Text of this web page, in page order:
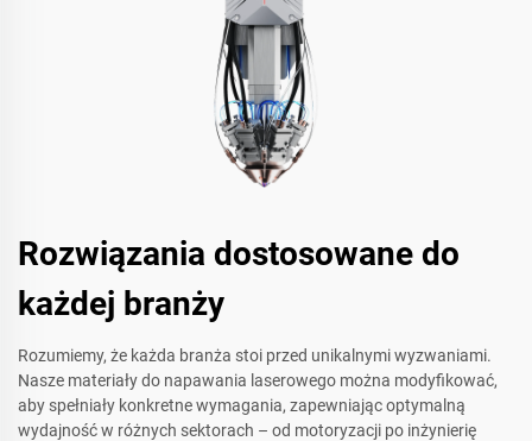
Rozwiązania dostosowane do
każdej branży
Rozumiemy, że każda branża stoi przed unikalnymi wyzwaniami.
Nasze materiały do napawania laserowego można modyfikować,
aby spełniały konkretne wymagania, zapewniając optymalną
wydajność w różnych sektorach – od motoryzacji po inżynierię